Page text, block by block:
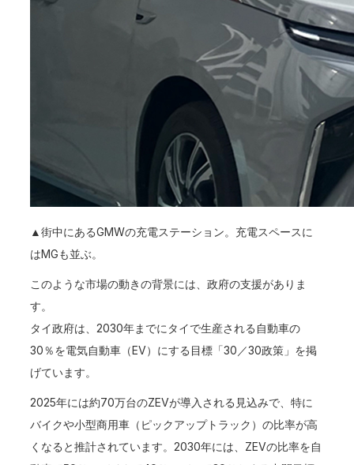
▲街中にあるGMWの充電ステーション。充電スペースに
はMGも並ぶ。
このような市場の動きの背景には、政府の支援がありま
す。
タイ政府は、2030年までにタイで生産される自動車の
30％を電気自動車（EV）にする目標「30／30政策」を掲
げています。
2025年には約70万台のZEVが導入される見込みで、特に
バイクや小型商用車（ピックアップトラック）の比率が高
くなると推計されています。2030年には、ZEVの比率を自